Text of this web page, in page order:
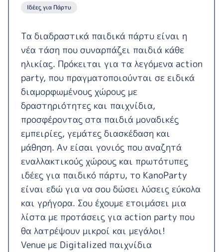
Ιδέες για Πάρτυ
Τα διαδραστικά παιδικά πάρτυ είναι η
νέα τάση που συναρπάζει παιδιά κάθε
ηλικίας. Πρόκειται για τα λεγόμενα action
party, που πραγματοποιούνται σε ειδικά
διαμορφωμένους χώρους με
δραστηριότητες και παιχνίδια,
προσφέροντας στα παιδιά μοναδικές
εμπειρίες, γεμάτες διασκέδαση και
μάθηση. Αν είσαι γονιός που αναζητά
εναλλακτικούς χώρους και πρωτότυπες
ιδέες για παιδικό πάρτυ, το KanoParty
είναι εδώ για να σου δώσει λύσεις εύκολα
και γρήγορα. Σου έχουμε ετοιμάσει μια
λίστα με προτάσεις για action party που
θα λατρέψουν μικροί και μεγάλοι!
Venue με Digitalized παιχνίδια